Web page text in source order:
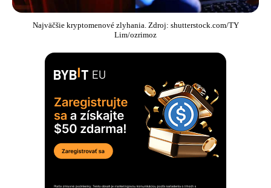
Najväčšie kryptomenové zlyhania. Zdroj: shutterstock.com/TY
Lim/ozrimoz